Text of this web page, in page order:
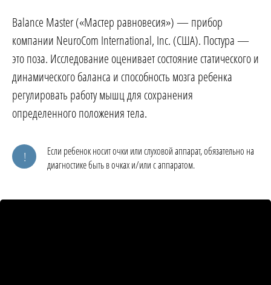
Balance Master («Мастер равновесия») — прибор
компании NeuroCom International, Inc. (США). Постура —
это поза. Исследование оценивает состояние статического и
динамического баланса и способность мозга ребенка
регулировать работу мышц для сохранения
определенного положения тела.
!
Если ребенок носит очки или слуховой аппарат, обязательно на
диагностике быть в очках и/или с аппаратом.